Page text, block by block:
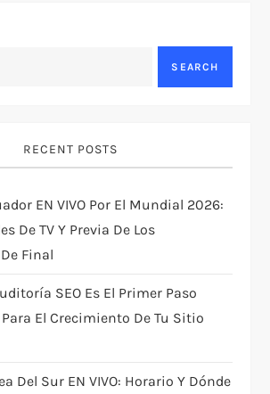
SEARCH
RECENT POSTS
EN VIVO Por El Mundial 2026:
De TV Y Previa De Los
Final
SEO Es El Primer Paso
El Crecimiento De Tu Sitio
Del Sur EN VIVO: Horario Y Dónde